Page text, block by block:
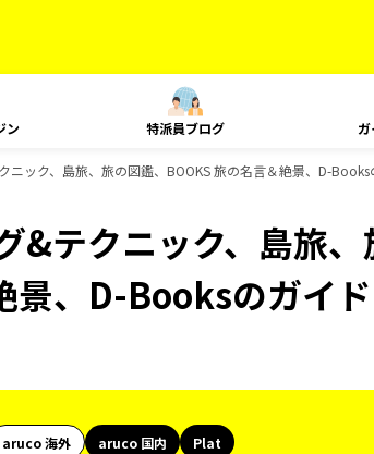
ン 特派員ブログ
ック、島旅、旅の図鑑、BOOKS 旅の名言＆絶景、D-
&テクニック、島旅、
景、D-Booksのガイド
aruco 海外 aruco 国内
Plat